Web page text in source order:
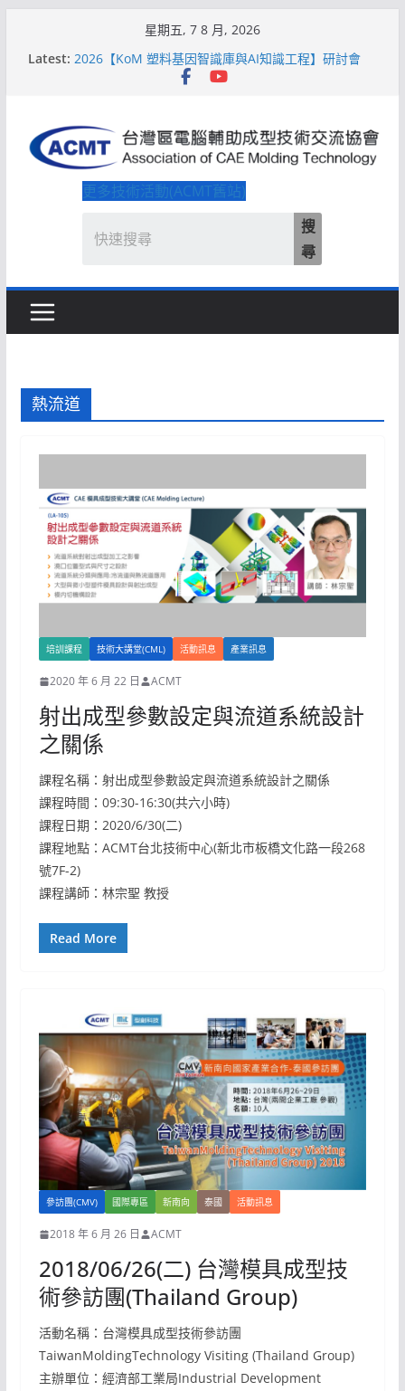
星期五, 7 8 月, 2026
Latest: 2026【KoM 塑料基因智識庫與AI知識工程】研討會
【培訓課程】【ACMT Ｔ零量產】模具估報價：貫穿
具展重磅登場
ACMT打造「Smart Molding 模塑智造平台」主題館
2026【QoM 射出成型高品質穩定生產】研討會
更多技術活動(ACMT舊站)
搜
尋
熱流道
培訓課程 技術大講堂(CML) 活動訊息 產業訊息
2020 年 6 月 22 日 ACMT
射出成型參數設定與流道系統設計
之關係
課程名稱：射出成型參數設定與流道系統設計之關係
課程時間：09:30-16:30(共六小時)
課程日期：2020/6/30(二)
課程地點：ACMT台北技術中心(新北市板橋文化路一段268
號7F-2)
課程講師：林宗聖 教授
Read More
參訪團(CMV) 國際專區 新南向 泰國 活動訊息
2018 年 6 月 26 日 ACMT
2018/06/26(二) 台灣模具成型技
術參訪團(Thailand Group)
活動名稱：台灣模具成型技術參訪團
TaiwanMoldingTechnology Visiting (Thailand Group)
主辦單位：經濟部工業局Industrial Development